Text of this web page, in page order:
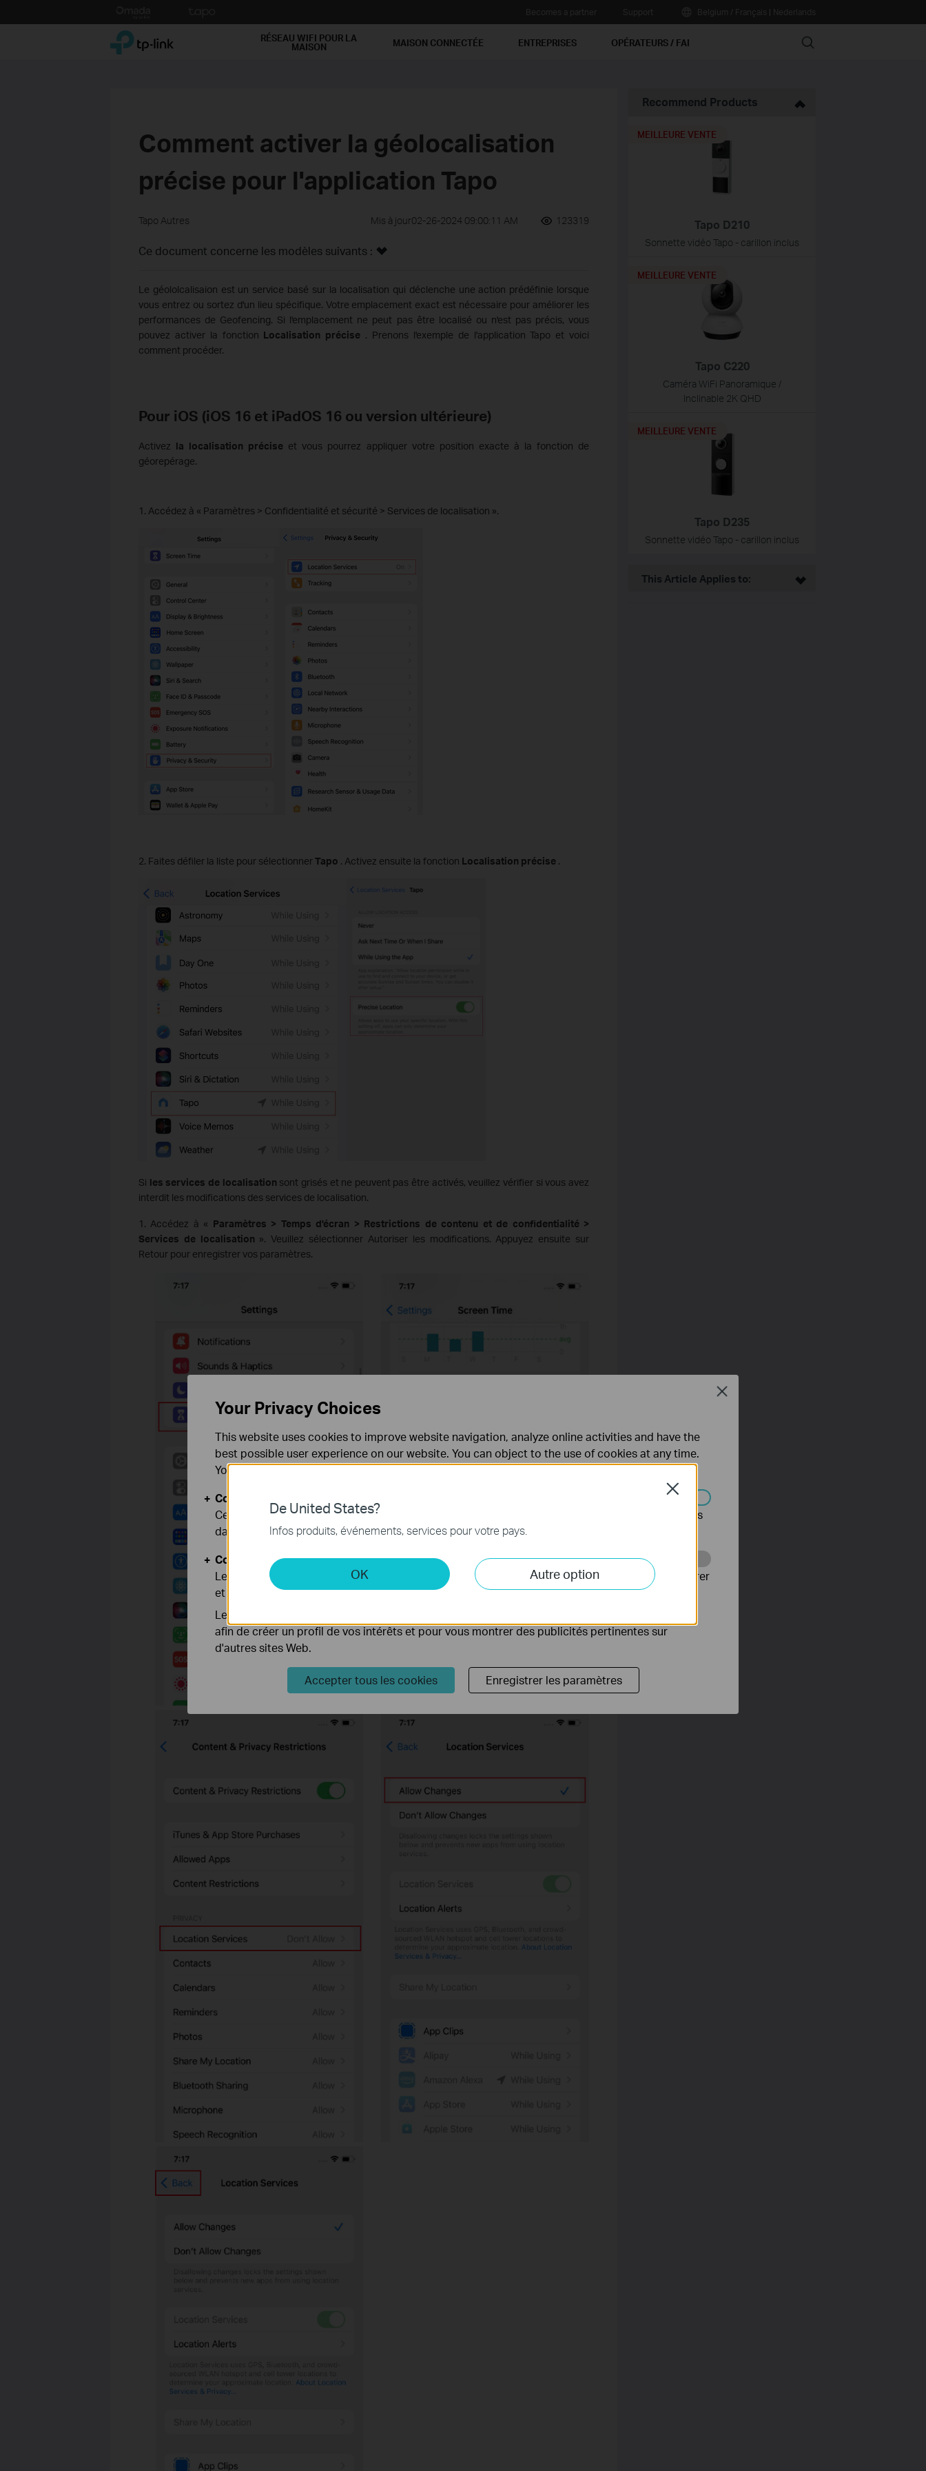
to
|
TP-Link, Reliably Smart RÉSEAU WIFI POUR LA
MAISON MAISON CONNECTÉE ENTREPRISES OPÉRATEURS / FAI Search
Comment activer la géolocalisation
précise pour l'application Tapo
Tapo Autres Mis à jour02-26-2024 09:00:11 AM 123319
Ce document concerne les modèles suivants :
Le géololcalisaion est un service basé sur la localisation qui déclenche une action prédéfinie lorsque
vous entrez ou sortez d'un lieu spécifique. Votre emplacement exact est nécessaire pour améliorer les
performances de Geofencing. Si l'emplacement ne peut pas être localisé ou n'est pas précis, vous
pouvez activer la fonction Localisation précise . Prenons l'exemple de l'application Tapo et voici
comment procéder.
Pour iOS (iOS 16 et iPadOS 16 ou version ultérieure)
Activez la localisation précise et vous pourrez appliquer votre position exacte à la fonction de
géorepérage.
1. Accédez à « Paramètres > Confidentialité et sécurité > Services de localisation ».
2. Faites défiler la liste pour sélectionnerTapo . Activez ensuite la fonction Localisation précise.
Si les services de localisation sont grisés et ne peuvent pas être activés, veuillez vérifier si vous avez
interdit les modifications des services de localisation.
1. Accédez à « Paramètres > Temps d'écran > Restrictions de contenu et de confidentialité >
Services de localisation ». Veuillez sélectionner Autoriser les modifications. Appuyez ensuite sur
Retour pour enregistrer vos paramètres.
Recommend Products
Tapo D210
Sonnette vidéo Tapo - carillon inclus
MEILLEURE VENTE
Tapo C220
Caméra WiFi Panoramique /
Inclinable 2K QHD
MEILLEURE VENTE
Tapo D235
Sonnette vidéo Tapo - carillon inclus
MEILLEURE VENTE
This Article Applies to:
De United States?
Infos produits, événements, services pour votre pays.
OK Autre option
Close
Your Privacy Choices
This website uses cookies to improve website navigation, analyze online activities and have the
best possible user experience on our website. You can object to the use of cookies at any time.
You can find more information in ourprivacy policy.Don’t show again
Cookies basiques
Ces cookies sont nécessaires au fonctionnement du site Web et ne peuvent pas être désactivés
dans vos systèmes.
Cookies d'analyse et marketing
Les cookies d'analyse nous permettent d'analyser vos activités sur notre site Web pour améliorer
et ajuster les fonctionnalités de notre site Web.
Les cookies marketing peuvent être définis via notre site Web par nos partenaires publicitaires
afin de créer un profil de vos intérêts et pour vous montrer des publicités pertinentes sur
d'autres sites Web.
Accepter tous les cookies Enregistrer les paramètres
Close